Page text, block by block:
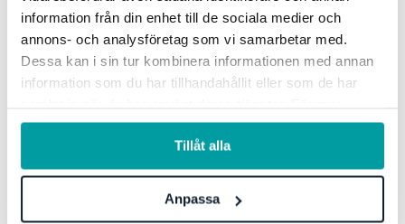
information från din enhet till de sociala medier och
annons- och analysföretag som vi samarbetar med.
Dessa kan i sin tur kombinera informationen med annan
information som du har tillhandahållit eller som de har
information, se vårintegritetspolicy.
Tillåt alla
Anpassa
til en Konsulentbestilling er sluttført, eller faktisk
godkjennelsesdato har inntruffet. I motsatt fall vil
kravet anses tapt. Det som er angitt i dette punkt
ved Feil i utførelsen av en Konsulenttjeneste. Ved
Konsulentbestilling har Stratsys rett til
kompensasjon for den tid som har medgått til å
rette Feilen, med mindre Feilen skyldes